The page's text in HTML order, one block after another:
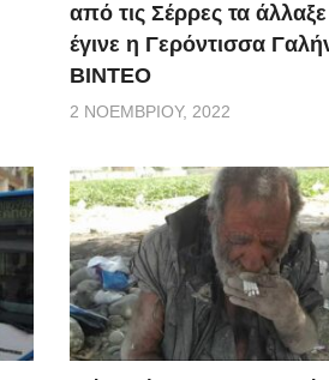
από τις Σέρρες τα
έγινε η Γερόντισσα
ΒΙΝΤΕΟ
2 ΝΟΕΜΒΡΊΟΥ, 2022